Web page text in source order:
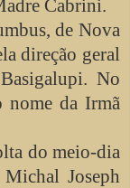
Cabrini.
de Nova
direção geral
No
nome da Irmã
do meio-dia
Joseph